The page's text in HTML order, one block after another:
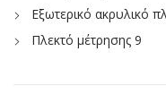
Εξωτερικό ακρυλικό
Πλεκτό μέτρησης 9